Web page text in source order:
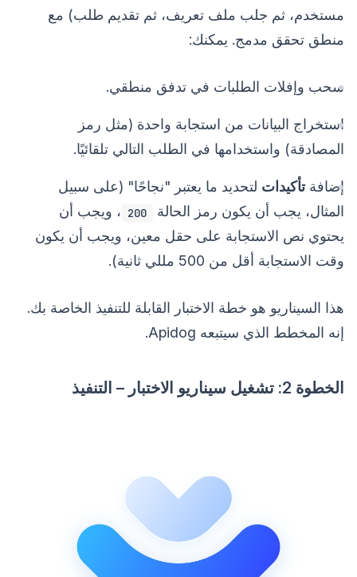
مستخدم، ثم جلب ملف تعريف، ثم تقديم طلب) مع
منطق تحقق مدمج. يمكنك:
سحب وإفلات الطلبات في تدفق منطقي.
استخراج البيانات من استجابة واحدة (مثل رمز
المصادقة) واستخدامها في الطلب التالي تلقائيًا.
إضافةتأكيدات لتحديد ما يعتبر "نجاحًا" (على سبيل
المثال، يجب أن يكون رمز الحالة
200 ، ويجب أن
يحتوي نص الاستجابة على حقل معين، ويجب أن يكون
وقت الاستجابة أقل من 500 مللي ثانية).
هذا السيناريو هو خطة الاختبار القابلة للتنفيذ الخاصة بك.
إنه المخطط الذي سيتبعه Apidog.
الخطوة 2: تشغيل سيناريو الاختبار – التنفيذ